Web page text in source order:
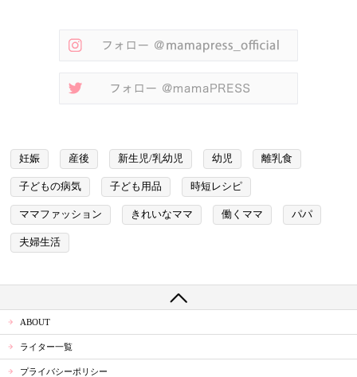
妊娠 産後 新生児/乳幼児 幼児 離乳食
子どもの病気 子ども用品 時短レシピ
ママファッション きれいなママ 働くママ パパ
夫婦生活
ABOUT
ライター一覧
プライバシーポリシー